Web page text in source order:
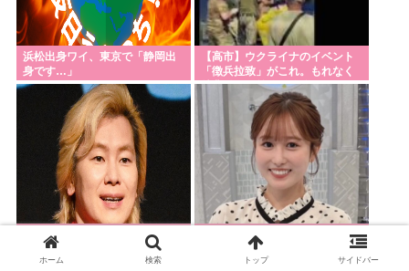
浜松出身ワイ、東京で「静岡出
身です…」
【高市】ウクライナのイベント
「徴兵拉致」がこれ。もれなく
特典付きで前線で銃弾orドロー
ン爆弾のプレゼントが貰える！
カズレーザー、車の任意保険を
巡り持論 「強制しろよ」「保険
にも入れないヤツは運転すんな
檜山沙耶に代わる新しい弱者男
性の姫が発見される
ホーム 検索 トップ サイドバー